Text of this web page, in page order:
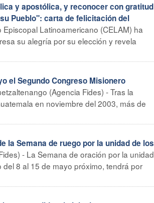
y apostólica, y reconocer con gratitud
Pueblo": carta de felicitación del
Latinoamericano (CELAM) ha
su alegría por su elección y revela
el Segundo Congreso Misionero
(Agencia Fides) - Tras la
en noviembre del 2003, más de
la Semana de ruego por la unidad de los
- La Semana de oración por la unidad
8 al 15 de mayo próximo, tendrá por